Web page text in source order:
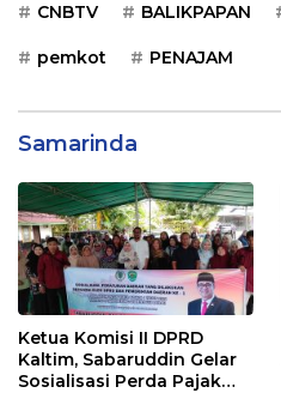
CNBTV BALIKPAPAN
pemkot PENAJAM
Samarinda
Ketua Komisi II DPRD
Kaltim, Sabaruddin Gelar
Sosialisasi Perda Pajak